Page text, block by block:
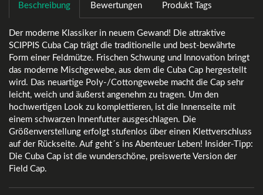
Beschreibung Bewertungen Produkt Tags
Der moderne Klassiker in neuem Gewand! Die attraktive
SCIPPIS Cuba Cap trägt die traditionelle und best-bewährte
Form einer Feldmütze. Frischen Schwung und Innovation bringt
das moderne Mischgewebe, aus dem die Cuba Cap hergestellt
wird. Das neuartige Poly-/Cottongewebe macht die Cap sehr
leicht, weich und äußerst angenehm zu tragen. Um den
hochwertigen Look zu komplettieren, ist die Innenseite mit
einem schwarzen Innenfutter ausgeschlagen. Die
Größenverstellung erfolgt stufenlos über einen Klettverschluss
auf der Rückseite. Auf geht´s ins Abenteuer Leben! Insider-Tipp:
Die Cuba Cap ist die wunderschöne, preiswerte Version der
Field Cap.